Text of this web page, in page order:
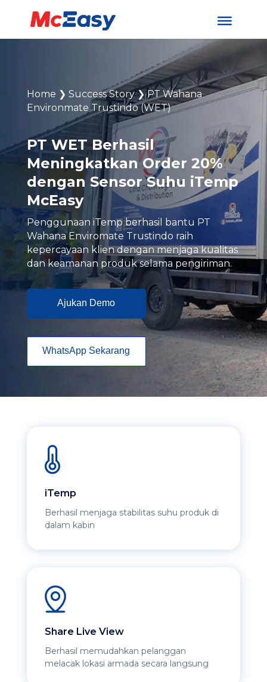
Home ❯ Success Story❯PT Wahana
Environmate Trustindo (WET)
PT WET Berhasil
Meningkatkan Order 20%
dengan Sensor Suhu iTemp
McEasy
Penggunaan iTemp berhasil bantu PT
Wahana Enviromate Trustindo raih
kepercayaan klien dengan menjaga kualitas
dan keamanan produk selama pengiriman.
Ajukan Demo
WhatsApp Sekarang
iTemp
Berhasil menjaga stabilitas suhu produk di
dalam kabin
Share Live View
Berhasil memudahkan pelanggan
melacak lokasi armada secara langsung